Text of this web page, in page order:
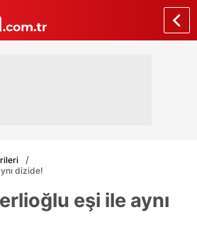
dizide!
eşi ile aynı